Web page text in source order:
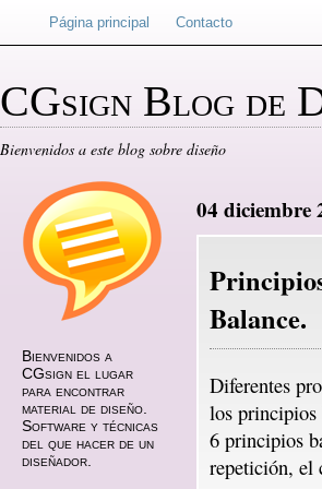
Página principal Contacto
CGsign Blog de
Bienvenidos a este blog sobre diseño
Bienvenidos a
CGsign el lugar
para encontrar
material de diseño.
Software y técnicas
del que hacer de un
diseñador.
04 diciembre
Balance.
Diferentes
los principios
6 principios
repetición, el